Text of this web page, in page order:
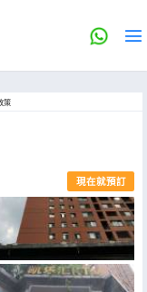
策
現在就預訂